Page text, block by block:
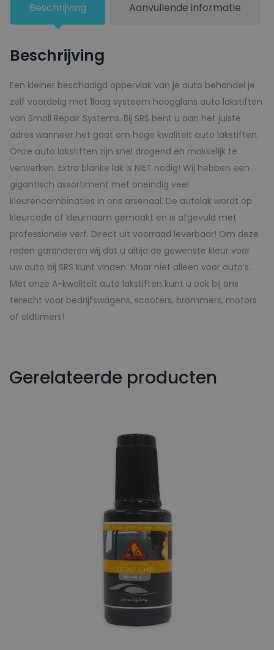
Beschrijving Aanvullende informatie
Beschrijving
Een kleiner beschadigd oppervlak van je auto behandel je
zelf voordelig met 1laag systeem hoogglans auto lakstiften
van Small Repair Systems. Bij SRS bent u aan het juiste
adres wanneer het gaat om hoge kwaliteit auto lakstiften.
Onze auto lakstiften zijn snel drogend en makkelijk te
verwerken. Extra blanke lak is NIET nodig! Wij hebben een
gigantisch assortiment met oneindig veel
kleurencombinaties in ons arsenaal. De autolak wordt op
kleurcode of kleurnaam gemaakt en is afgevuld met
professionele verf. Direct uit voorraad leverbaar! Om deze
reden garanderen wij dat u altijd de gewenste kleur voor
uw auto bij SRS kunt vinden. Maar niet alleen voor auto’s..
Met onze A-kwaliteit auto lakstiften kunt u ook bij ons
terecht voor bedrijfswagens, scooters, brommers, motors
of oldtimers!
Gerelateerde producten